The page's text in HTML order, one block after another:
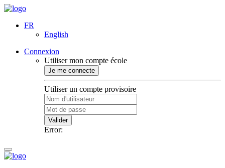
FR
English
Connexion
Utiliser mon compte école
Je me connecte
Utiliser un compte provisoire
Valider
Error: